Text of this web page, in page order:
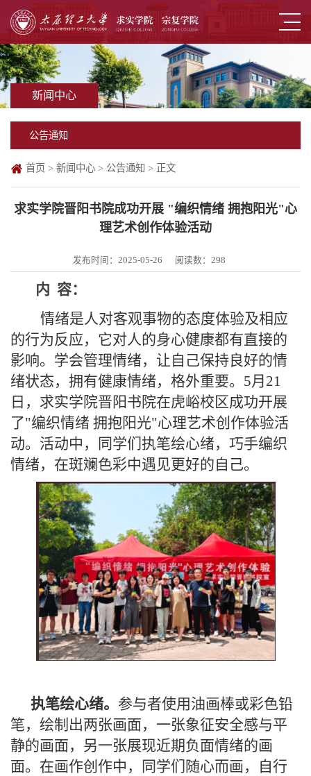
新闻中心
公告通知
首页 > 新闻中心> 公告通知 > 正文
求实学院晋阳书院成功开展 "编织情绪 拥抱阳光"心
理艺术创作体验活动
发布时间：2025-05-26 阅读数： 298
内 容：
情绪是人对客观事物的态度体验及相应
的行为反应，它对人的身心健康都有直接的
影响。学会管理情绪，让自己保持良好的情
绪状态，拥有健康情绪，格外重要。5月21
日，求实学院晋阳书院在虎峪校区成功开展
了"编织情绪 拥抱阳光"心理艺术创作体验活
动。活动中，同学们执笔绘心绪，巧手编织
情绪，在斑斓色彩中遇见更好的自己。
执笔绘心绪。 参与者使用油画棒或彩色铅
笔，绘制出两张画面，一张象征安全感与平
静的画面，另一张展现近期负面情绪的画
面。在画作创作中，同学们随心而画，自行